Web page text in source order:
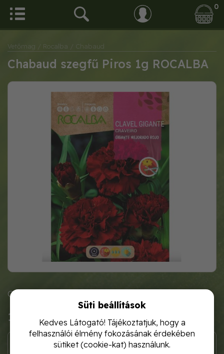
0
Vetőmag / Rocalba / Chabaud
Chabaud szegfű Piros 1g ROCALBA
Cikkszám: FNFG7075
1 120 Ft
Süti beállítások
Kedves Látogató! Tájékoztatjuk, hogy a
felhasználói élmény fokozásának érdekében
sütiket (cookie-kat) használunk.